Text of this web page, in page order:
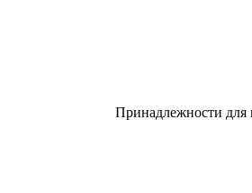
Принадлежности для